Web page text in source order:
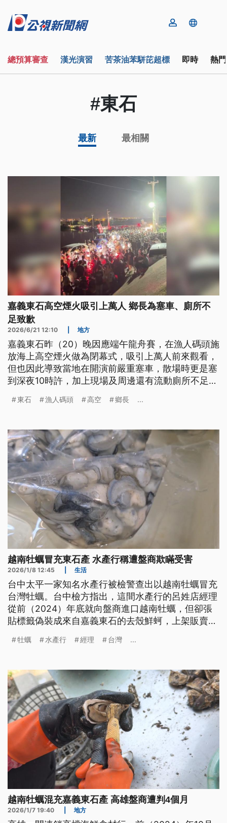
總預算審查 漢光演習 苦茶油苯駢芘超標 即時 熱
#東石
最新 最相關
嘉義東石高空煙火吸引上萬人 鄉長為塞車、廁所不
足致歉
2026/6/21 12:10 地方
嘉義東石昨（20）晚因應端午龍舟賽，在漁人碼頭施
放海上高空煙火做為閉幕式，吸引上萬人前來觀看，
但也因此導致當地在開演前嚴重塞車，散場時更是塞
到深夜10時許，加上現場及周邊還有流動廁所不足等
對相關問題檢討，做為明（2027）年改善依據。
東石 漁人碼頭 高空 鄉長 ...
越南牡蠣冒充東石產 水產行稱遭盤商欺瞞受害
2026/1/8 12:45 生活
台中太平一家知名水產行被檢警查出以越南牡蠣冒充
台灣牡蠣。台中檢方指出，這間水產行的呂姓店經理
從前（2024）年底就向盤商進口越南牡蠣，但卻張
貼標籤偽裝成來自嘉義東石的去殼鮮蚵，上架販賣約
欺取財等罪嫌起訴該店呂姓店經理。
牡蠣 水產行 經理 台灣 ...
越南牡蠣混充嘉義東石產 高雄盤商遭判4個月
2026/1/7 19:40 地方